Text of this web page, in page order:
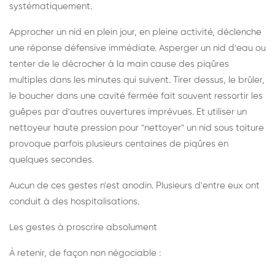
systématiquement.
Approcher un nid en plein jour, en pleine activité, déclenche
une réponse défensive immédiate. Asperger un nid d'eau ou
tenter de le décrocher à la main cause des piqûres
multiples dans les minutes qui suivent. Tirer dessus, le brûler,
le boucher dans une cavité fermée fait souvent ressortir les
guêpes par d'autres ouvertures imprévues. Et utiliser un
nettoyeur haute pression pour "nettoyer" un nid sous toiture
provoque parfois plusieurs centaines de piqûres en
quelques secondes.
Aucun de ces gestes n'est anodin. Plusieurs d'entre eux ont
conduit à des hospitalisations.
Les gestes à proscrire absolument
À retenir, de façon non négociable :